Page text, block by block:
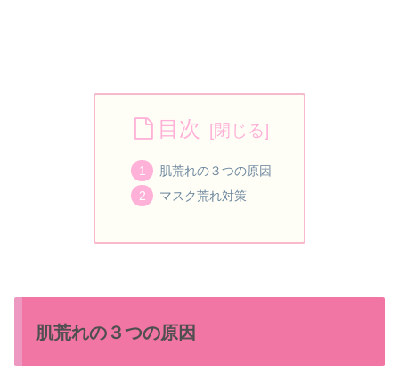
目次
肌荒れの３つの原因
マスク荒れ対策
肌荒れの３つの原因